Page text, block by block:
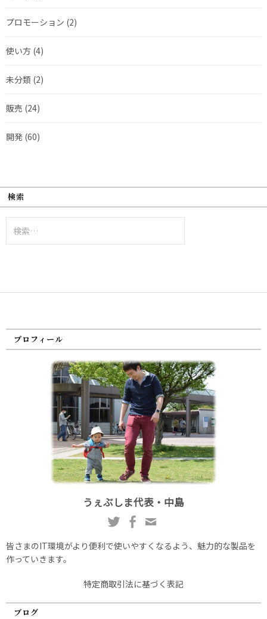
プロモーション (2)
使い方 (4)
未分類 (2)
販売 (24)
開発 (60)
検索
索:
プロフィール
うぇぶしま代表・中島
皆さまのIT環境がより便利で使いやすくなるよう、魅力的な製品を
作っていきます。
特定商取引法に基づく表記
ブログ